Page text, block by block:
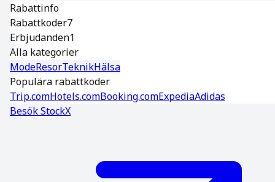
Rabattinfo
Rabattkoder7
Erbjudanden1
Alla kategorier
ModeResorTeknikHälsa
Populära rabattkoder
Trip.comHotels.comBooking.comExpediaAdidas
BesökStockX